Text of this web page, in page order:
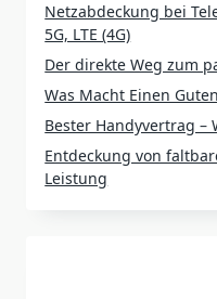
Netzabdeckung bei
5G, LTE (4G)
Der direkte Weg zum
Was Macht Einen
Bester Handyvertrag –
Entdeckung von
Leistung